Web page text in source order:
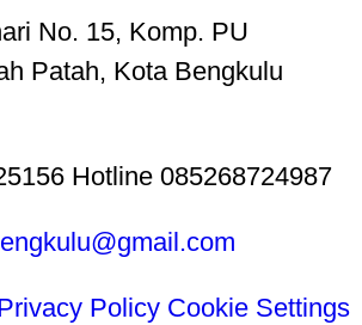
No. 15, Komp. PU
Patah, Kota Bengkulu
Hotline 085268724987
Policy Cookie Settings